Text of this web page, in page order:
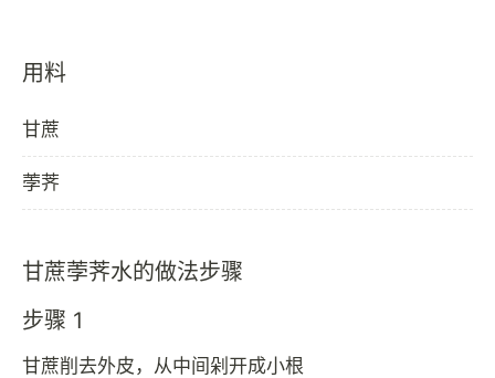
用料
甘蔗
荸荠
甘蔗荸荠水的做法步骤
步骤 1
甘蔗削去外皮，从中间剁开成小根